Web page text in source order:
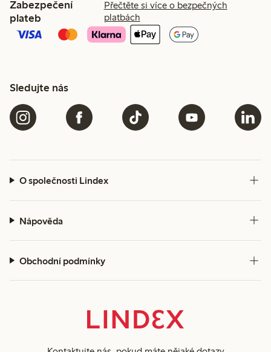
Zabezpečení
plateb
Přečtěte si více o bezpečných
platbách
Sledujte nás
O společnosti Lindex
Nápověda
Obchodní podmínky